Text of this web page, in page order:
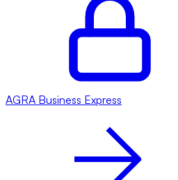
AGRA Business Express